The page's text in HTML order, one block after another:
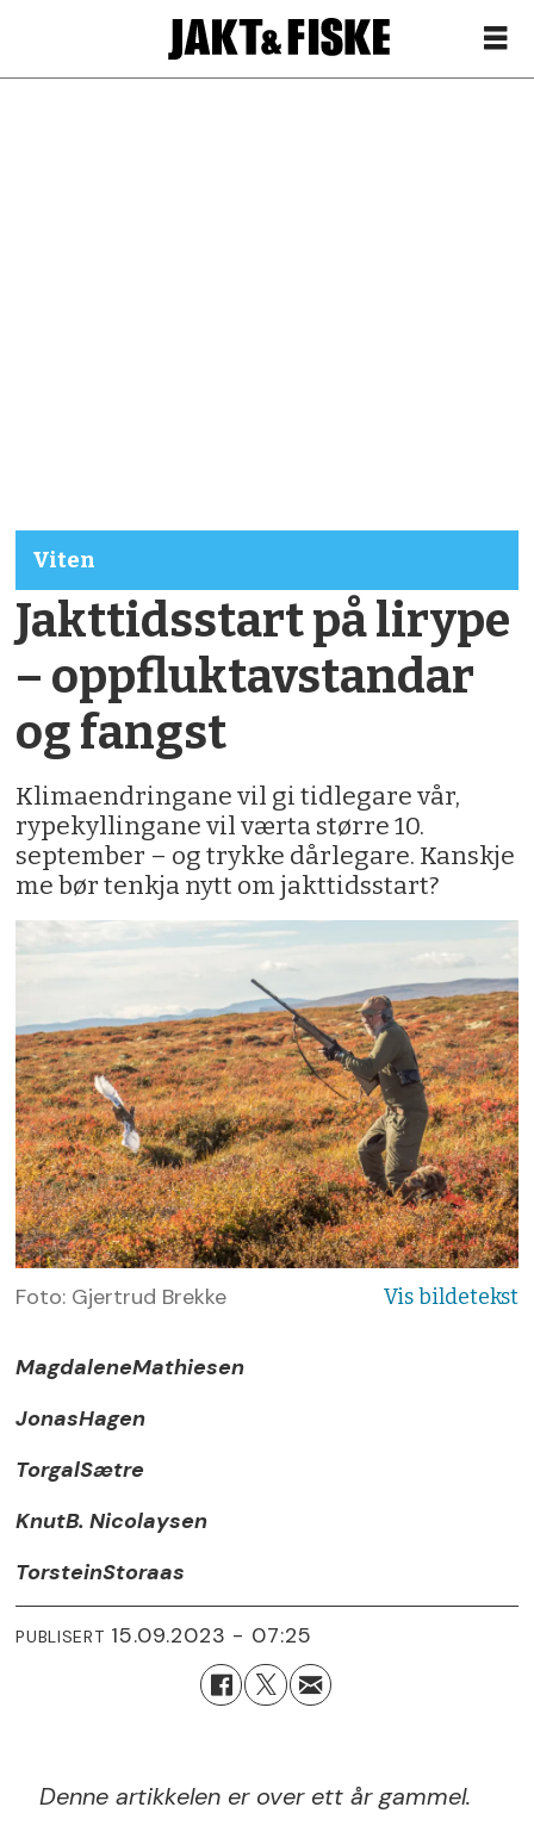
Viten
Jakttidsstart på lirype
– oppfluktavstandar
og fangst
Klimaendringane vil gi tidlegare vår,
rypekyllingane vil værta større 10.
september – og trykke dårlegare. Kanskje
me bør tenkja nytt om jakttidsstart?
Foto: Gjertrud Brekke
MagdaleneMathiesen
JonasHagen
TorgalSætre
KnutB. Nicolaysen
TorsteinStoraas
PUBLISERT 15.09.2023 - 07:25
Denne artikkelen er over ett år gammel.